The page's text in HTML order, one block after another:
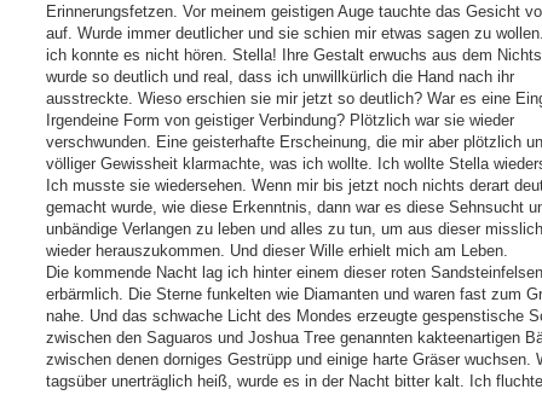
Erinnerungsfetzen. Vor meinem geistigen Auge tauchte das Gesicht
auf. Wurde immer deutlicher und sie schien mir etwas sagen zu
ich konnte es nicht hören. Stella! Ihre Gestalt erwuchs aus dem
wurde so deutlich und real, dass ich unwillkürlich die Hand nach ihr
ausstreckte. Wieso erschien sie mir jetzt so deutlich? War es eine
Irgendeine Form von geistiger Verbindung? Plötzlich war sie wieder
verschwunden. Eine geisterhafte Erscheinung, die mir aber plötzlich
völliger Gewissheit klarmachte, was ich wollte. Ich wollte Stella
Ich musste sie wiedersehen. Wenn mir bis jetzt noch nichts derart
gemacht wurde, wie diese Erkenntnis, dann war es diese Sehnsucht
unbändige Verlangen zu leben und alles zu tun, um aus dieser
wieder herauszukommen. Und dieser Wille erhielt mich am Leben.
Die kommende Nacht lag ich hinter einem dieser roten
erbärmlich. Die Sterne funkelten wie Diamanten und waren fast zum
nahe. Und das schwache Licht des Mondes erzeugte gespenstische
zwischen den Saguaros und Joshua Tree genannten kakteenartigen
zwischen denen dorniges Gestrüpp und einige harte Gräser wuchsen.
tagsüber unerträglich heiß, wurde es in der Nacht bitter kalt. Ich